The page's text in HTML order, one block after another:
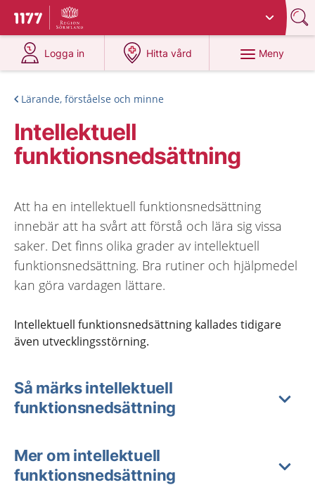
Till startsidan för 1177
Du har valt region
Logga in
på 1177.se
Hitta vård
på 1177.se
Meny
Lärande, förståelse och minne
Intellektuell
funktionsnedsättning
Att ha en intellektuell funktionsnedsättning
innebär att ha svårt att förstå och lära sig vissa
saker. Det finns olika grader av intellektuell
funktionsnedsättning. Bra rutiner och hjälpmedel
kan göra vardagen lättare.
Intellektuell funktionsnedsättning kallades tidigare
även utvecklingsstörning.
Så märks intellektuell
funktionsnedsättning
Mer om intellektuell
funktionsnedsättning